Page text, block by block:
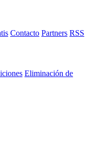
Contacto Partners RSS
Eliminación de